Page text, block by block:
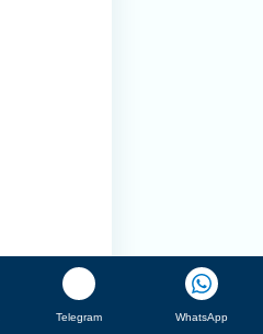
Telegram WhatsApp